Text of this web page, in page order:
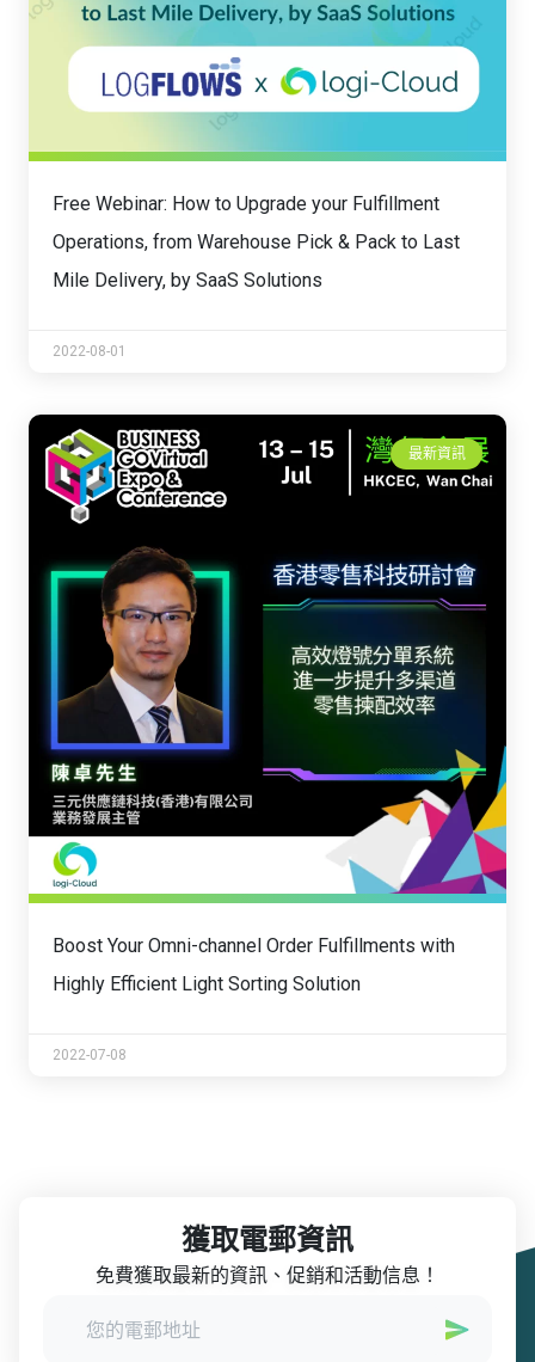
Free Webinar: How to Upgrade your Fulfillment
Operations, from Warehouse Pick & Pack to Last
Mile Delivery, by SaaS Solutions
2022-08-01
最新資訊
Boost Your Omni-channel Order Fulfillments with
Highly Efficient Light Sorting Solution
2022-07-08
獲取電郵資訊
免費獲取最新的資訊、促銷和活動信息！